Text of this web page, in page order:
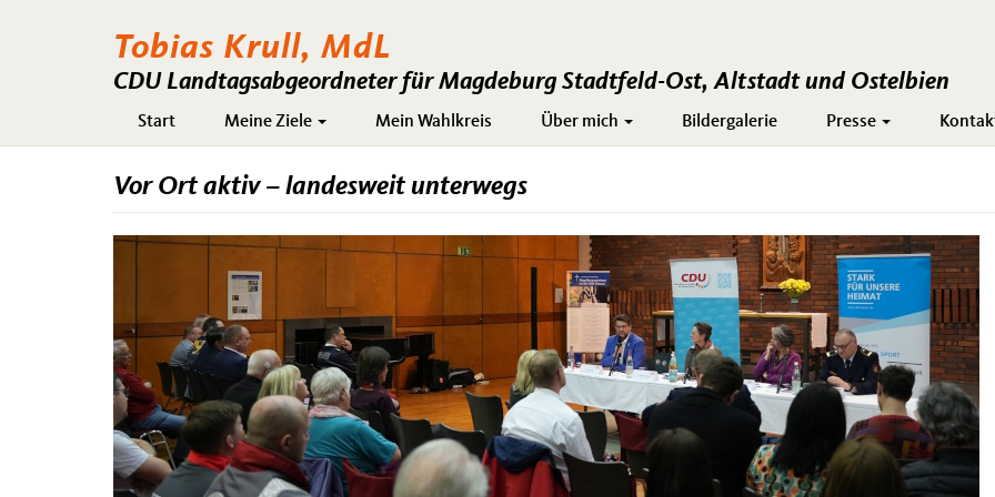
Tobias Krull, MdL
CDU Landtagsabgeordneter für Magdeburg Stadtfeld-Ost, Altstadt und Ostelbien
Hauptnavigation
Start Meine Ziele Mein Wahlkreis Über mich Bildergalerie Presse
Vor Ort aktiv – landesweit unterwegs